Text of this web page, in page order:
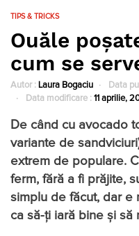
TIPS & TRICKS
Ouăle
cum se
Autor : Laura Bogaciu Data
Data modificare : 11 aprilie,
De când cu avocado
variante de
extrem de populare.
ferm, fără a fi prăjite,
simplu de făcut, dar e
ca să-ți iară bine și